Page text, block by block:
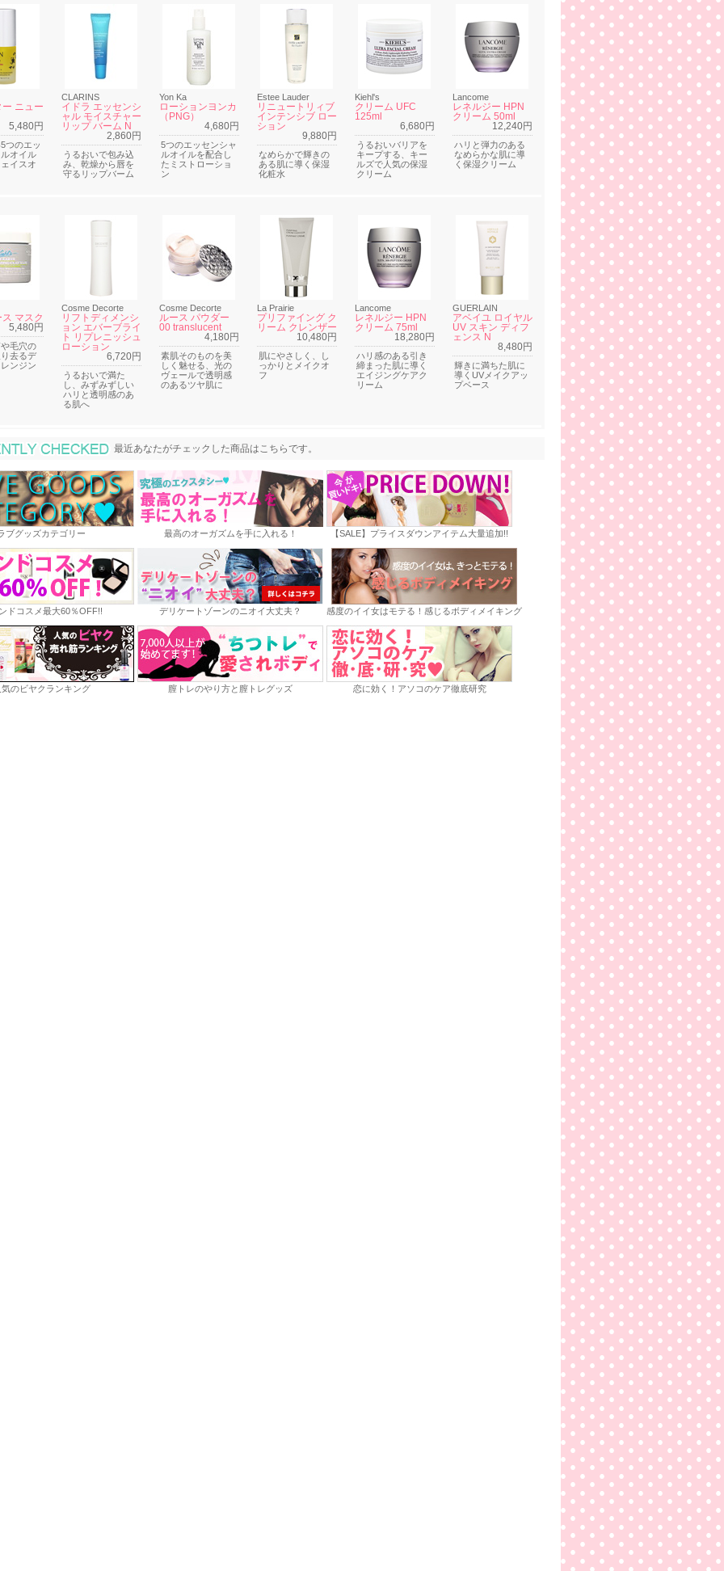
ニュー
5,480円
つのエッ
オイル
イスオ
CLARINS
イドラ エッセンシ
ャル モイスチャー
リップ バーム N
2,860円
うるおいで包み込
み、乾燥から唇を
守るリップバーム
Yon Ka
ローションヨンカ
（PNG）
4,680円
5つのエッセンシャ
ルオイルを配合し
たミストローショ
ン
Estee Lauder
リニュートリィブ
インテンシブ ロー
ション
9,880円
なめらかで輝きの
ある肌に導く保湿
化粧水
Kiehl's
クリーム UFC
125ml
6,680円
うるおいバリアを
キープする、キー
ルズで人気の保湿
クリーム
Lancome
レネルジー HPN
クリーム 50ml
12,240円
ハリと弾力のある
なめらかな肌に導
く保湿クリーム
マスク
5,480円
毛穴の
去るデ
ンジン
Cosme Decorte
リフトディメンシ
ョン エバーブライ
ト リプレニッシュ
ローション
6,720円
うるおいで満た
し、みずみずしい
ハリと透明感のあ
る肌へ
Cosme Decorte
ルース パウダー
00 translucent
4,180円
素肌そのものを美
しく魅せる、光の
ヴェールで透明感
のあるツヤ肌に
La Prairie
プリファイング ク
リーム クレンザー
10,480円
肌にやさしく、し
っかりとメイクオ
フ
Lancome
レネルジー HPN
クリーム 75ml
18,280円
ハリ感のある引き
締まった肌に導く
エイジングケアク
リーム
GUERLAIN
アベイユ ロイヤル
UV スキン ディフ
ェンス N
8,480円
輝きに満ちた肌に
導くUVメイクアッ
プベース
最近あなたがチェックした商品
最近あなたがチェックした商品はこちらです。
ブグッズカテゴリー 最高のオーガズムを手に入れる！ 【SALE】プライスダウンアイテム大量追加!!
ドコスメ最大60％OFF!! デリケートゾーンのニオイ大丈夫？ 感度のイイ女はモテる！感じるボディメイキング
のビヤクランキング 膣トレのやり方と膣トレグッズ 恋に効く！アソコのケア徹底研究